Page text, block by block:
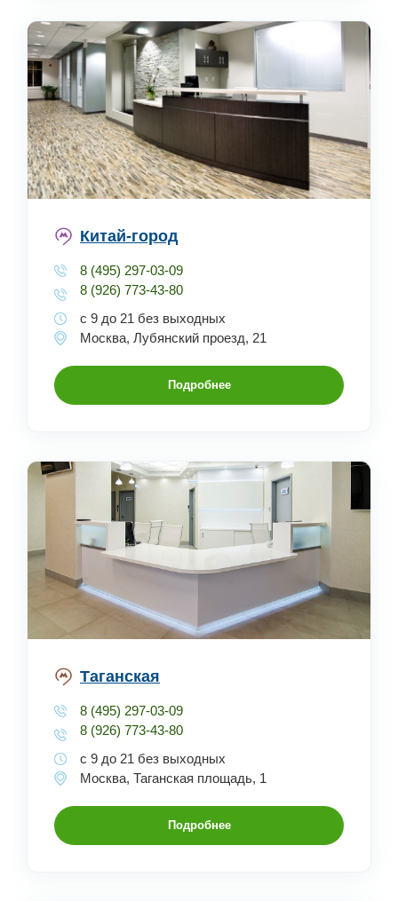
Китай-город
8 (495) 297-03-09
8 (926) 773-43-80
с 9 до 21 без выходных
Москва, Лубянский проезд, 21
Подробнее
Таганская
8 (495) 297-03-09
8 (926) 773-43-80
с 9 до 21 без выходных
Москва, Таганская площадь, 1
Подробнее